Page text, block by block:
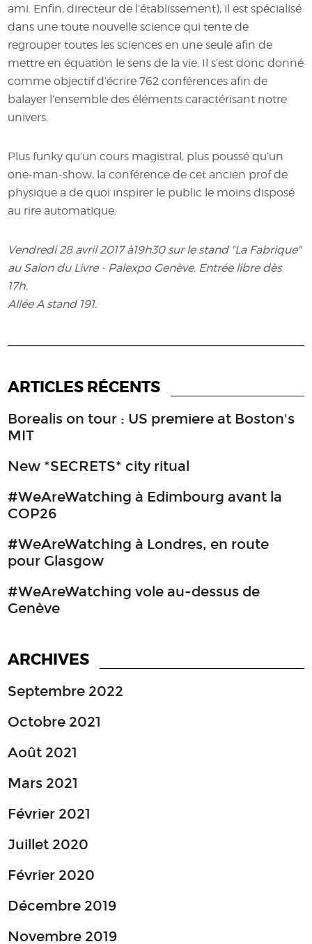
ami. Enfin, directeur de l’établissement), il est spécialisé
dans une toute nouvelle science qui tente de
regrouper toutes les sciences en une seule afin de
mettre en équation le sens de la vie. Il s’est donc donné
comme objectif d’écrire 762 conférences afin de
balayer l’ensemble des éléments caractérisant notre
univers.
Plus funky qu’un cours magistral, plus poussé qu’un
one-man-show, la conférence de cet ancien prof de
physique a de quoi inspirer le public le moins disposé
au rire automatique.
Vendredi 28 avril 2017 à19h30 sur le stand "La Fabrique"
au Salon du Livre - Palexpo Genève. Entrée libre dès
17h.
Allée A stand 191.
ARTICLES RÉCENTS
Borealis on tour : US premiere at Boston's
MIT
New *SECRETS* city ritual
#WeAreWatching à Edimbourg avant la
COP26
#WeAreWatching à Londres, en route
pour Glasgow
#WeAreWatching vole au-dessus de
Genève
ARCHIVES
Septembre 2022
Octobre 2021
Août 2021
Mars 2021
Février 2021
Juillet 2020
Février 2020
Décembre 2019
Novembre 2019